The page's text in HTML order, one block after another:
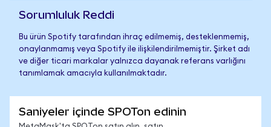
Sorumluluk Reddi
Bu ürün Spotify tarafından ihraç edilmemiş, desteklenmemiş,
onaylanmamış veya Spotify ile ilişkilendirilmemiştir. Şirket adı
ve diğer ticari markalar yalnızca dayanak referans varlığını
tanımlamak amacıyla kullanılmaktadır.
Saniyeler içinde SPOTon edinin